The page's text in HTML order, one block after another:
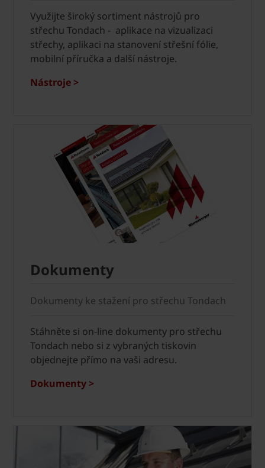
Využijte široký sortiment nástrojů pro
střechu Tondach - aplikace na vizualizaci
střechy, aplikaci na stanovení střešní fólie,
mobilní příručka a další nástroje.
Nástroje >
Dokumenty
Dokumenty ke stažení pro střechu Tondach
Stáhněte si on-line dokumenty pro střechu
Tondach nebo si z vybraných tiskovin
objednejte přímo na vaši adresu.
Dokumenty >